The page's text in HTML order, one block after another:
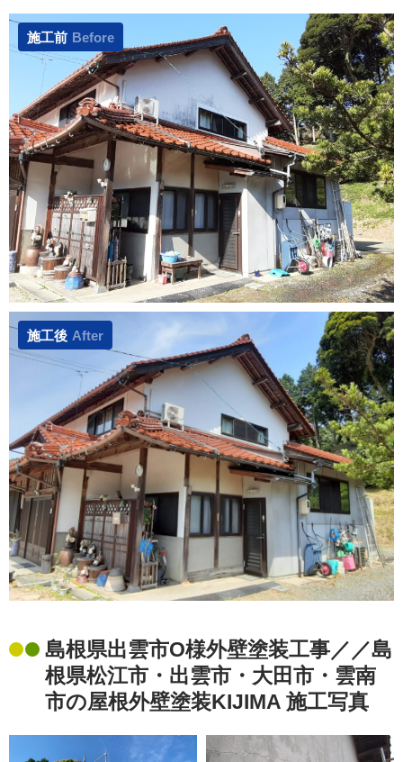
施工前 Before
施工後 After
島根県出雲市O様外壁塗装工事／／島
根県松江市・出雲市・大田市・雲南
市の屋根外壁塗装KIJIMA 施工写真